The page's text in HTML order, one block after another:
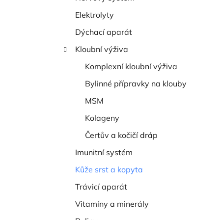
Elektrolyty
Dýchací aparát
Kloubní výživa
Komplexní kloubní výživa
Bylinné přípravky na klouby
MSM
Kolageny
Čertův a kočičí dráp
Imunitní systém
Kůže srst a kopyta
Trávicí aparát
Vitamíny a minerály